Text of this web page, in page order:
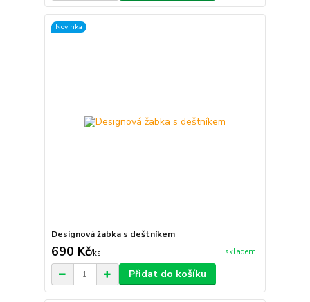
Novinka
Designová žabka s deštníkem
690 Kč/ks skladem
Přidat do košíku